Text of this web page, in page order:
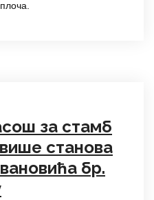
за стамб
станова
бр.